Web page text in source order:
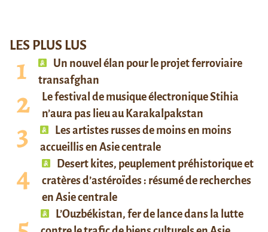
LES PLUS LUS
Un nouvel élan pour le projet ferroviaire
transafghan
Le festival de musique électronique Stihia
n’aura pas lieu au Karakalpakstan
Les artistes russes de moins en moins
accueillis en Asie centrale
Desert kites, peuplement préhistorique et
cratères d’astéroïdes : résumé de recherches
en Asie centrale
L’Ouzbékistan, fer de lance dans la lutte